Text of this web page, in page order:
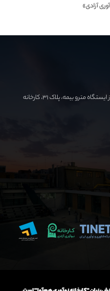
آزادی»
تهران، میدان آزادی، اتوبان لشگری، بعد از ایستگاه مترو بیمه، پلاک ۳۱، کارخانه